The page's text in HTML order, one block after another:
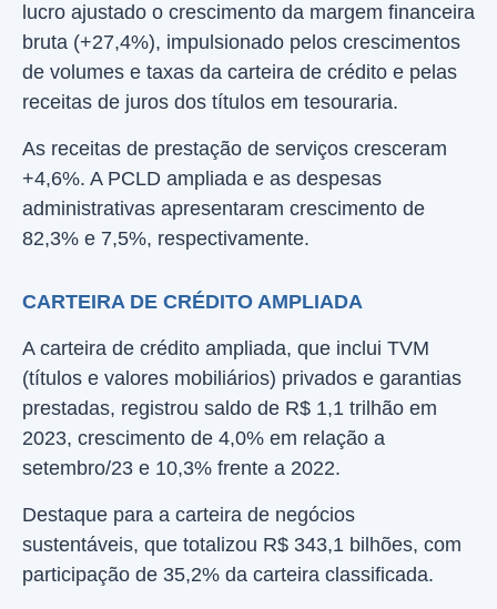
lucro ajustado o crescimento da margem financeira
bruta (+27,4%), impulsionado pelos crescimentos
de volumes e taxas da carteira de crédito e pelas
receitas de juros dos títulos em tesouraria.
As receitas de prestação de serviços cresceram
+4,6%. A PCLD ampliada e as despesas
administrativas apresentaram crescimento de
82,3% e 7,5%, respectivamente.
CARTEIRA DE CRÉDITO AMPLIADA
A carteira de crédito ampliada, que inclui TVM
(títulos e valores mobiliários) privados e garantias
prestadas, registrou saldo de R$ 1,1 trilhão em
2023, crescimento de 4,0% em relação a
setembro/23 e 10,3% frente a 2022.
Destaque para a carteira de negócios
sustentáveis, que totalizou R$ 343,1 bilhões, com
participação de 35,2% da carteira classificada.